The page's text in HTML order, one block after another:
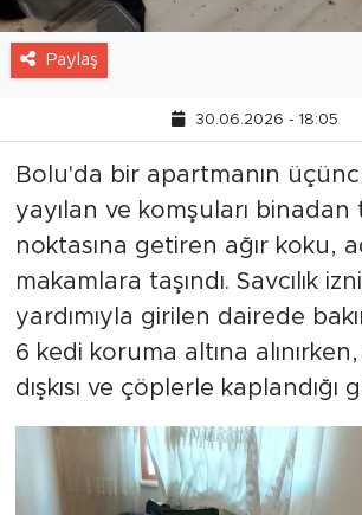
Paylaş
30.06.2026 - 18:05
Bolu'da bir apartmanın
yayılan ve komşuları binadan
noktasına getiren ağır koku,
makamlara taşındı. Savcılık
yardımıyla girilen dairede
6 kedi koruma altına
dışkısı ve çöplerle kaplandığı